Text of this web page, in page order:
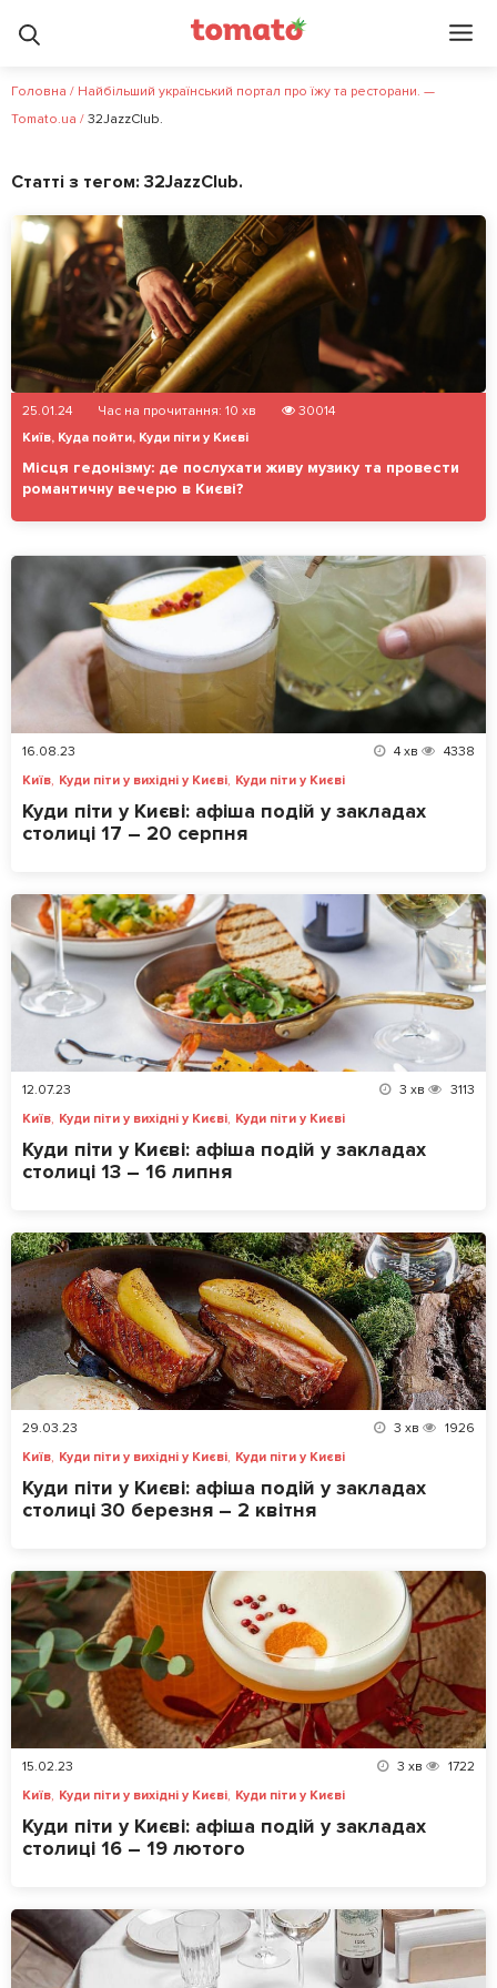
Головна / Найбільший український портал про їжу та ресторани. —
Tomato.ua / 32JazzClub.
Статті з тегом: 32JazzClub.
25.01.24 Час на прочитання: 10 хв
30014
Київ, Куда пойти, Куди піти у Києві
Місця гедонізму: де послухати живу музику та провести
романтичну вечерю в Києві?
16.08.23 4 хв
4338
Київ, Куди піти у вихідні у Києві, Куди піти у Києві
Куди піти у Києві: афіша подій у закладах
столиці 17 – 20 серпня
12.07.23 3 хв
3113
Київ, Куди піти у вихідні у Києві, Куди піти у Києві
Куди піти у Києві: афіша подій у закладах
столиці 13 – 16 липня
29.03.23 3 хв
1926
Київ, Куди піти у вихідні у Києві, Куди піти у Києві
Куди піти у Києві: афіша подій у закладах
столиці 30 березня – 2 квітня
15.02.23 3 хв
1722
Київ, Куди піти у вихідні у Києві, Куди піти у Києві
Куди піти у Києві: афіша подій у закладах
столиці 16 – 19 лютого